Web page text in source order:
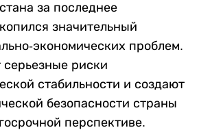
за последнее
значительный
экономических проблем.
риски
стабильности и создают
безопасности страны
перспективе.